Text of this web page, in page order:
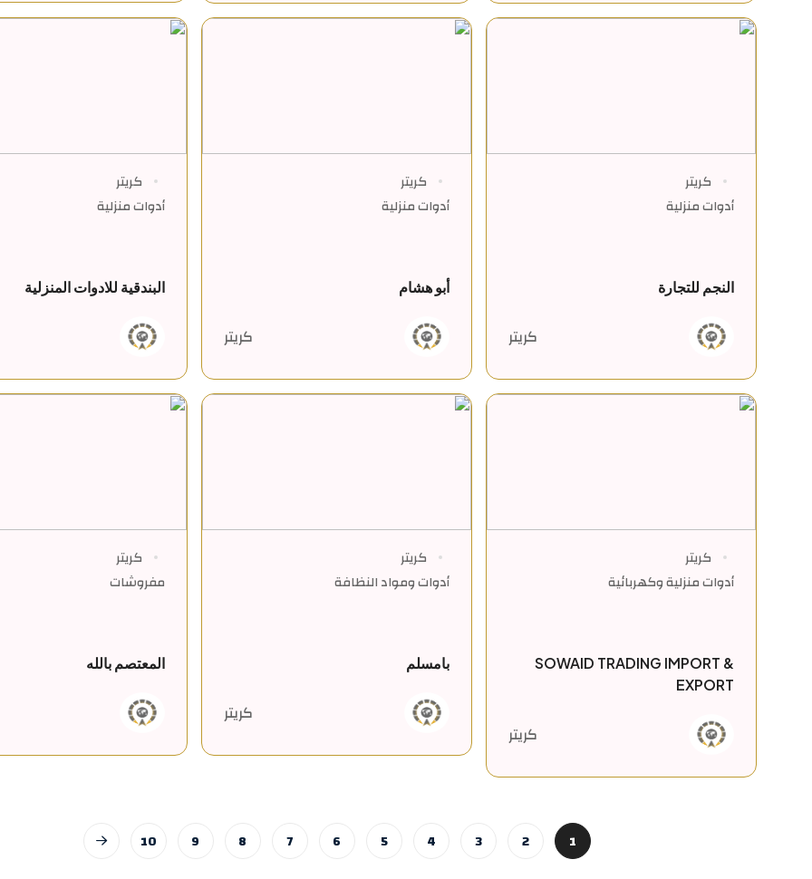
كريتر
أدوات منزلية
النجم للتجارة
كريتر
كريتر
أدوات منزلية
أبو هشام
كريتر
كريتر
أدوات منزلية
البندقية للادوات المنزلية
كريتر
أدوات منزلية وكهربائية
SOWAID TRADING IMPORT &
EXPORT
كريتر
كريتر
أدوات ومواد النظافة
بامسلم
كريتر
كريتر
مفروشات
المعتصم بالله
1
2
3
4
5
6
7
8
9
10